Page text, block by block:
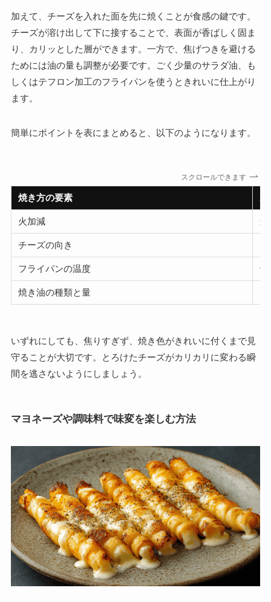
加えて、チーズを入れた面を先に焼くことが食感の鍵です。
チーズが溶け出して下に接することで、表面が香ばしく固ま
り、カリッとした層ができます。一方で、焦げつきを避ける
ためには油の量も調整が必要です。ごく少量のサラダ油、も
しくはテフロン加工のフライパンを使うときれいに仕上がり
ます。
簡単にポイントを表にまとめると、以下のようになります。
スクロールできます
焼き方の要素 ポ
火加減 最
チーズの向き チ
フライパンの温度 十
焼き油の種類と量
いずれにしても、焦りすぎず、焼き色がきれいに付くまで見
守ることが大切です。とろけたチーズがカリカリに変わる瞬
間を逃さないようにしましょう。
マヨネーズや調味料で味変を楽しむ方法